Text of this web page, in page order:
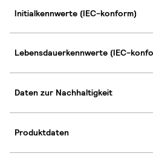
Initialkennwerte (IEC-konform)
Lebensdauerkennwerte (IEC-
Daten zur Nachhaltigkeit
Produktdaten